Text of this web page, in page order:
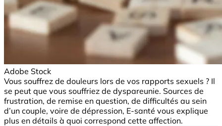
Adobe Stock
Vous souffrez de douleurs lors de vos rapports sexuels ? Il
se peut que vous souffriez de dyspareunie. Sources de
frustration, de remise en question, de difficultés au sein
d’un couple, voire de dépression, E-santé vous explique
plus en détails à quoi correspond cette affection.